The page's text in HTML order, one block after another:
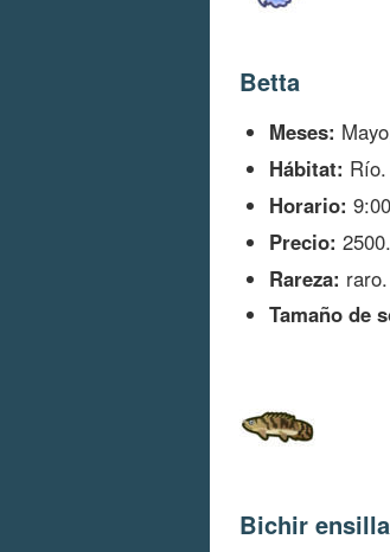
Betta
Meses:
Hábitat: Río.
Horario:
Precio: 2500.
Rareza: raro.
Tamaño de
Bichir